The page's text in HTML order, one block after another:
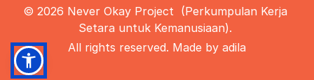
© 2026 Never Okay Project  (Perkumpulan Kerja
Setara untuk Kemanusiaan).
All rights reserved. Made by adila